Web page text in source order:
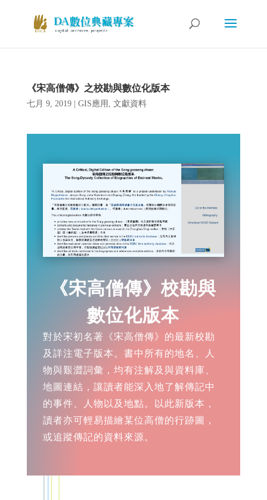
《宋高僧傳》之校勘與數位化版本
七月 9, 2019| GIS應用 , 文獻資料
《宋高僧傳》校勘與
數位化版本
對於宋初名著《宋高僧傳》的最新校勘
及詳注電子版本。書中所有的地名、人
物與艱澀詞彙，均有注解及與資料庫、
地圖連結，讓讀者能深入地了解傳記中
的事件、人物以及地點。以此新版本，
讀者亦可輕易描繪某位高僧的行跡圖，
或追蹤傳記的資料來源。